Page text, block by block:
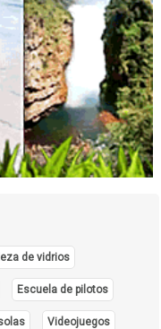
de vidrios
Escuela de pilotos
Videojuegos